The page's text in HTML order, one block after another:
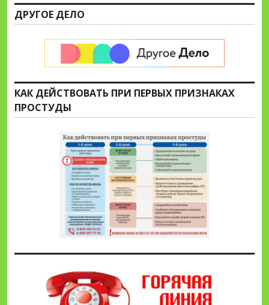
ДРУГОЕ ДЕЛО
КАК ДЕЙСТВОВАТЬ ПРИ ПЕРВЫХ ПРИЗНАКАХ
ПРОСТУДЫ